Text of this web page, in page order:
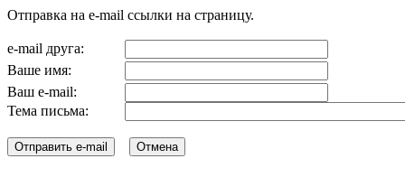
Отправка на e-mail ссылки на страницу.
e-mail друга:
Ваше имя:
Ваш e-mail:
Тема письма: